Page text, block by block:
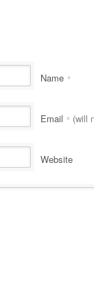
Name *
Email * (will
Website